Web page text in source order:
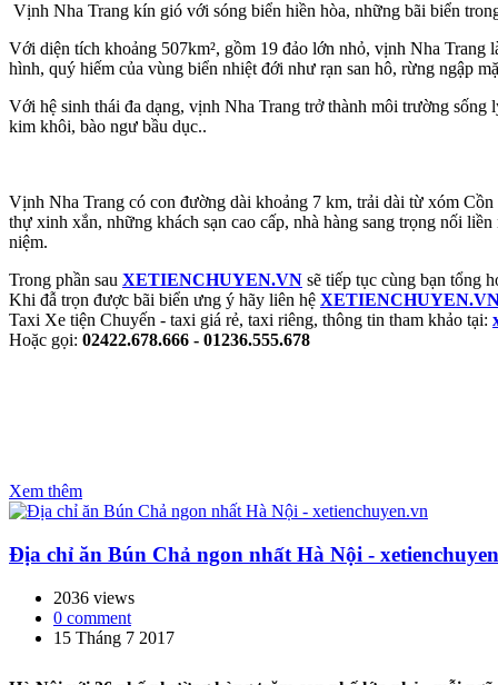
Vịnh Nha Trang kín gió với sóng biển hiền hòa, những bãi biển
Với diện tích khoảng 507km², gồm 19 đảo lớn nhỏ, vịnh Nha Trang
hình, quý hiếm của vùng biển nhiệt đới như rạn san hô, rừng ngập
Với hệ sinh thái đa dạng, vịnh Nha Trang trở thành môi trường
kim khôi, bào ngư bầu dục..
Vịnh Nha Trang có con đường dài khoảng 7 km, trải dài từ xóm
thự xinh xắn, những khách sạn cao cấp, nhà hàng sang trọng nối
niệm.
Trong phần sau XETIENCHUYEN.VN sẽ tiếp tục cùng bạn tổng
Khi đẫ trọn được bãi biển ưng ý hãy liên hệ
Taxi Xe tiện Chuyến - taxi giá rẻ, taxi riêng, thông tin tham khảo tại:
Hoặc gọi: 02422.678.666 - 01236.555.678
Xem thêm
Địa chỉ ăn Bún Chả ngon nhất Hà Nội -
2036 views
0 comment
15 Tháng 7 2017